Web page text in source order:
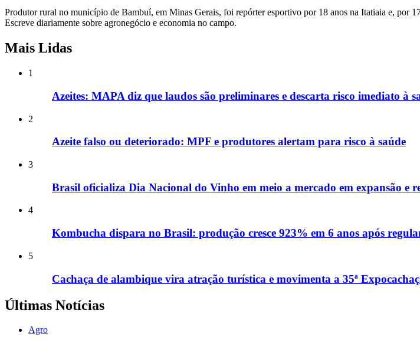
Produtor rural no município de Bambuí, em Minas Gerais, foi repórter esportivo por 18 anos na Itatiaia e, por
Escreve diariamente sobre agronegócio e economia no campo.
Mais Lidas
1
Azeites: MAPA diz que laudos são preliminares e descarta risco imediato à
2
Azeite falso ou deteriorado: MPF e produtores alertam para risco à saúde
3
Brasil oficializa Dia Nacional do Vinho em meio a mercado em expansão e
4
Kombucha dispara no Brasil: produção cresce 923% em 6 anos após
5
Cachaça de alambique vira atração turística e movimenta a 35ª
Últimas Notícias
Agro